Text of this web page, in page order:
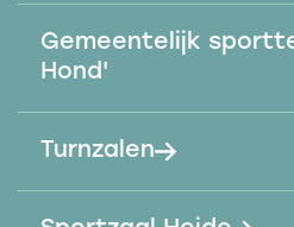
Gemeentelijk
Hond'
Turnzalen